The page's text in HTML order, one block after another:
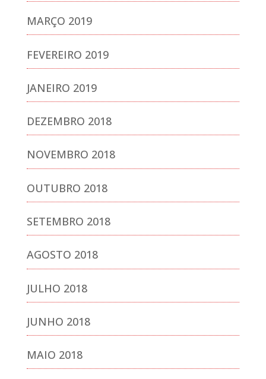
MARÇO 2019
FEVEREIRO 2019
JANEIRO 2019
DEZEMBRO 2018
NOVEMBRO 2018
OUTUBRO 2018
SETEMBRO 2018
AGOSTO 2018
JULHO 2018
JUNHO 2018
MAIO 2018